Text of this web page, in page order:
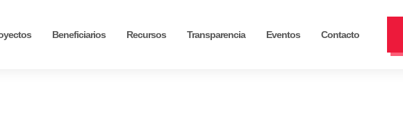
Beneficiarios Recursos Transparencia Eventos Contacto